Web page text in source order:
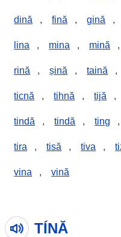
dină , fină , gină ,
lina , mina , mină ,
rină , șină , taină ,
ticnă , tihnă , tijă ,
tindă , tindă , ting ,
tira , tisă , tiva ,
vina , vină
TÍNĂ